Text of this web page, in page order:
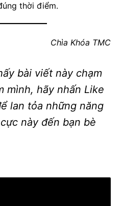
thời điểm.
Chìa Khóa TMC
bài viết này chạm
mình, hãy nhấn Like
lan tỏa những năng
này đến bạn bè